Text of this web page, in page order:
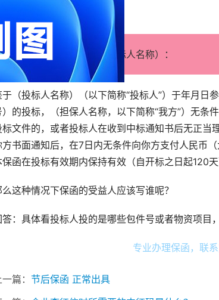
受益人写哪几个？（招标人名称）：
于（投标人名称）（以下简称“投标人”）于年月
）的投标，（担保人名称，以下简称“我方”）无条
标文件的，或者投标人在收到中标通知书后无正当
方书面通知后，在7日内无条件向你方支付人民币（
保函在投标有效期内保持有效（自开标之日起120
么这种情况下保函的受益人应该写谁呢？
答：具体看投标人投的是哪些包件号或者物资项目
专业办理保函，联
篇： 节后保函 正常出具